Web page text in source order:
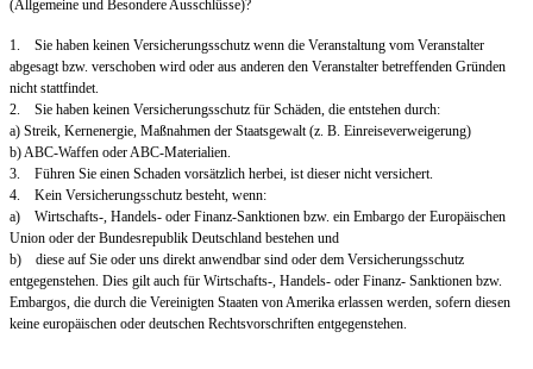
(Allgemeine und Besondere Ausschlüsse)?
1. Sie haben keinen Versicherungsschutz wenn die Veranstaltung vom Veranstalter
abgesagt bzw. verschoben wird oder aus anderen den Veranstalter betreffenden Gründen
nicht stattfindet.
2. Sie haben keinen Versicherungsschutz für Schäden, die entstehen durch:
a) Streik, Kernenergie, Maßnahmen der Staatsgewalt (z. B. Einreiseverweigerung)
b) ABC-Waffen oder ABC-Materialien.
3. Führen Sie einen Schaden vorsätzlich herbei, ist dieser nicht versichert.
4. Kein Versicherungsschutz besteht, wenn:
a) Wirtschafts-, Handels- oder Finanz-Sanktionen bzw. ein Embargo der Europäischen
Union oder der Bundesrepublik Deutschland bestehen und
b) diese auf Sie oder uns direkt anwendbar sind oder dem Versicherungsschutz
entgegenstehen. Dies gilt auch für Wirtschafts-, Handels- oder Finanz- Sanktionen bzw.
Embargos, die durch die Vereinigten Staaten von Amerika erlassen werden, sofern diesen
keine europäischen oder deutschen Rechtsvorschriften entgegenstehen.